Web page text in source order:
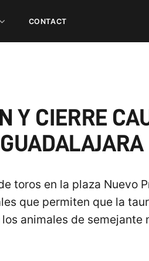
CONTACT
Y CIERRE
toros en la plaza Nuevo
que permiten que la
animales de semejante